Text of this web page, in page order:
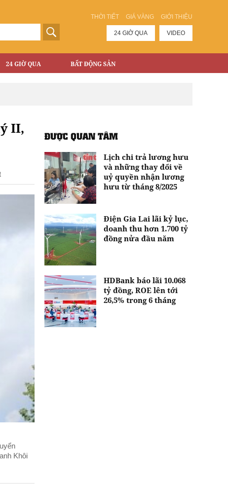
THỜI TIẾT GIÁ VÀNG GIỚI THIỆU
24 GIỜ QUA VIDEO
24 GIỜ QUA BẤT ĐỘNG SẢN
II,
Khôi
ĐƯỢC QUAN TÂM
Lịch chi trả lương hưu
và những thay đổi về
uỷ quyền nhận lương
hưu từ tháng 8/2025
Điện Gia Lai lãi kỷ lục,
doanh thu hơn 1.700 tỷ
đồng nửa đầu năm
HDBank báo lãi 10.068
tỷ đồng, ROE lên tới
26,5% trong 6 tháng